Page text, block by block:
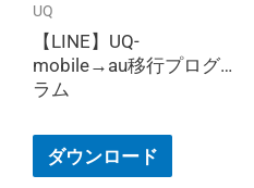
UQ
【LINE】UQ-
mobile→au移行プログ
ラム
ダウンロード